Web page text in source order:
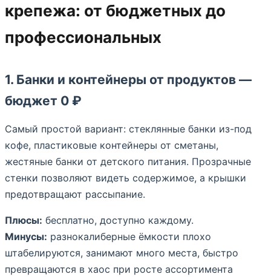
крепежа: от бюджетных до
профессиональных
1. Банки и контейнеры от продуктов —
бюджет 0 ₽
Самый простой вариант: стеклянные банки из-под
кофе, пластиковые контейнеры от сметаны,
жестяные банки от детского питания. Прозрачные
стенки позволяют видеть содержимое, а крышки
предотвращают рассыпание.
Плюсы: бесплатно, доступно каждому.
Минусы: разнокалиберные ёмкости плохо
штабелируются, занимают много места, быстро
превращаются в хаос при росте ассортимента